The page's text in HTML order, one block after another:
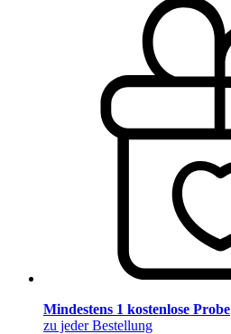
Mindestens 1 kostenlose Probe
zu jeder Bestellung